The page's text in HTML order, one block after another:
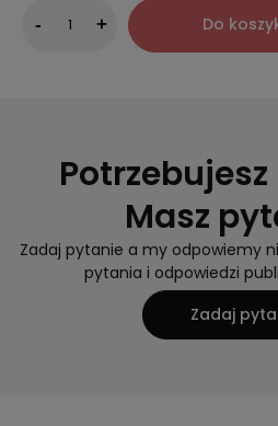
- + Do
Masz
Zadaj pytanie a my odpowiemy
pytania i odpowiedzi
Zadaj